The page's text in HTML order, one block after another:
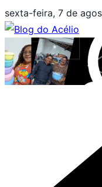
Pular
para
conteúdo
sexta-feira, 7 de